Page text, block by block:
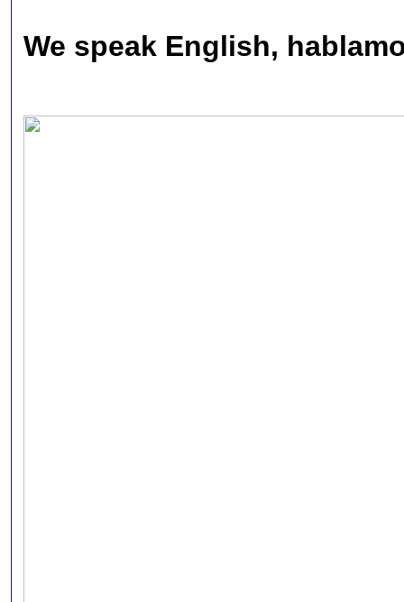
We speak English,